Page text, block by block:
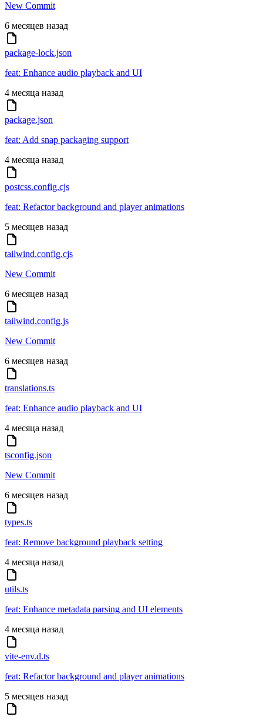
New Commit
6 месяцев назад
package-lock.json
feat: Enhance audio playback and UI
4 месяца назад
package.json
feat: Add snap packaging support
4 месяца назад
postcss.config.cjs
feat: Refactor background and player animations
5 месяцев назад
tailwind.config.cjs
New Commit
6 месяцев назад
tailwind.config.js
New Commit
6 месяцев назад
translations.ts
feat: Enhance audio playback and UI
4 месяца назад
tsconfig.json
New Commit
6 месяцев назад
types.ts
feat: Remove background playback setting
4 месяца назад
utils.ts
feat: Enhance metadata parsing and UI elements
4 месяца назад
vite-env.d.ts
feat: Refactor background and player animations
5 месяцев назад